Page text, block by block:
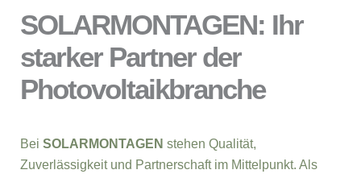
SOLARMONTAGEN: Ihr
starker Partner der
Photovoltaikbranche
Bei SOLARMONTAGEN stehen Qualität,
Zuverlässigkeit und Partnerschaft im Mittelpunkt. Als